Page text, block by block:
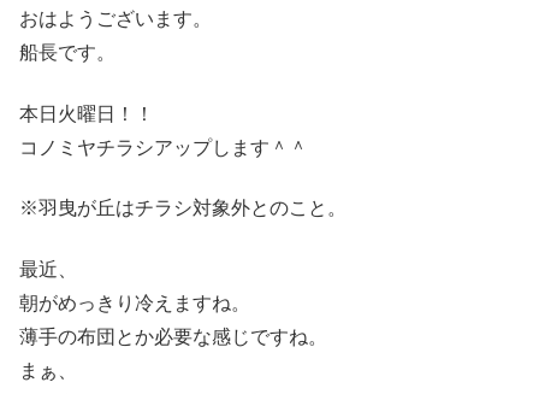
おはようございます。
船長です。
本日火曜日！！
コノミヤチラシアップします＾＾
※羽曳が丘はチラシ対象外とのこと。
最近、
朝がめっきり冷えますね。
薄手の布団とか必要な感じですね。
まぁ、